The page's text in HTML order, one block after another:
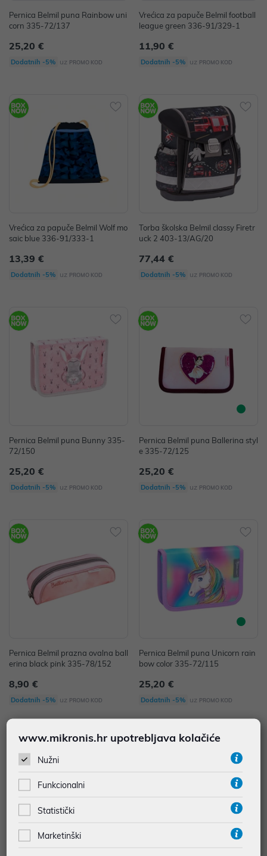
Pernica Belmil puna Rainbow uni
corn 335-72/137
25,20 €
Dodatnih -5% uz PROMO KOD
Vrećica za papuče Belmil football
league green 336-91/329-1
11,90 €
Dodatnih -5% uz PROMO KOD
Vrećica za papuče Belmil Wolf mo
saic blue 336-91/333-1
13,39 €
Dodatnih -5% uz PROMO KOD
Torba školska Belmil classy Firetr
uck 2 403-13/AG/20
77,44 €
Dodatnih -5% uz PROMO KOD
Pernica Belmil puna Bunny 335-
72/150
25,20 €
Dodatnih -5% uz PROMO KOD
Pernica Belmil puna Ballerina styl
e 335-72/125
25,20 €
Dodatnih -5% uz PROMO KOD
Pernica Belmil prazna ovalna ball
erina black pink 335-78/152
8,90 €
Dodatnih -5% uz PROMO KOD
Pernica Belmil puna Unicorn rain
bow color 335-72/115
25,20 €
Dodatnih -5% uz PROMO KOD
www.mikronis.hr upotrebljava kolačiće
Nužni
Funkcionalni
Statistički
Marketinški